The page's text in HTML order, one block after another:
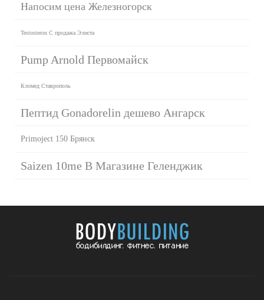
Напосим цена Железногорск
Testosteron C продажа Элиста
Pump Arnold Первомайск
Кломед Ставрополь
Пептид Gonadorelin дешево Ангарск
Primoject 150 Брянск
Saizen 10me В Магазине Геленджик